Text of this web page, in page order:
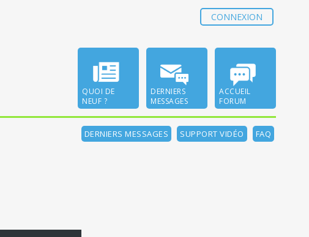
CONNEXION
QUOI DE
NEUF ?
DERNIERS
MESSAGES
ACCUEIL
FORUM
DERNIERS MESSAGES SUPPORT VIDÉO FAQ